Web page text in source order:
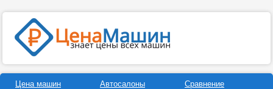
Цена машин Автосалоны Сравнение